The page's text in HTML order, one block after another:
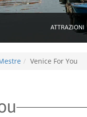
ATTRAZIONI
Venice For You